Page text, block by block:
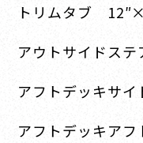
トリムタブ
アウトサイドス
アフトデッキサイ
アフトデッキア